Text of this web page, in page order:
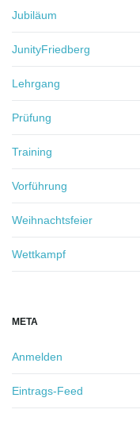
Jubiläum
JunityFriedberg
Lehrgang
Prüfung
Training
Vorführung
Weihnachtsfeier
Wettkampf
META
Anmelden
Eintrags-Feed